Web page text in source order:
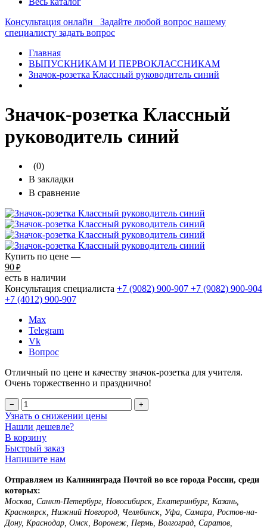
Консультация онлайн
Задайте любой вопрос нашему
специалисту задать вопрос
Главная
ВЫПУСКНИКАМ И ПЕРВОКЛАССНИКАМ
Значок-розетка Классный руководитель синий
Значок-розетка Классный
руководитель синий
(0)
В закладки
В сравнение
Купить по цене —
90 ₽
есть в наличии
Консультация специалиста +7 (9082) 900-907 +7 (9082) 900-904
+7 (4012) 900-907
Max
Telegram
Vk
Вопрос
Отличный по цене и качеству значок-розетка для учителя.
Очень торжественно и празднично!
− +
Узнать о снижении цены
Нашли дешевле?
В корзину
Быстрый заказ
Напишите нам
Отправляем из Калининграда Почтой во все города России, среди
которых:
Москва, Санкт-Петербург, Новосибирск, Екатеринбург, Казань,
Красноярск, Нижний Новгород, Челябинск, Уфа, Самара, Ростов-на-
Дону, Краснодар, Омск, Воронеж, Пермь, Волгоград, Саратов,